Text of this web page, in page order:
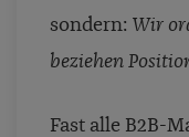
sondern: Wir
beziehen
Fast alle B2B-